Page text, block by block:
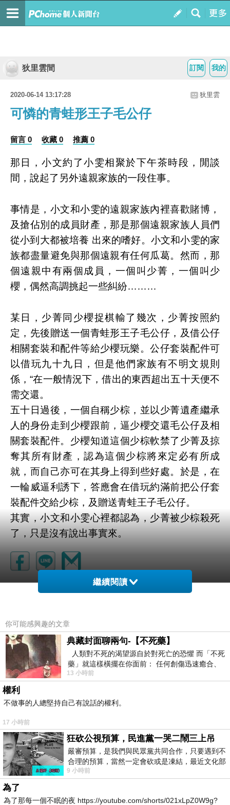
我的
訂閱
狄里雲間
2020-06-14 13:17:28 狄里雲
可憐的青蛙形王子毛公仔
留言 0 收藏 0 推薦 0
那日，小文約了小雯相聚於下午茶時段，閒談
間，說起了另外遠親家族的一段住事。
事情是，小文和小雯的遠親家族內裡喜歡賭博，
及搶佔別的成員財產，那是那個遠親家族人員們
從小到大都被培養 出來的嗜好。小文和小雯的家
族都盡量避免與那個遠親有任何瓜葛。然而，那
個遠親中有兩個成員，一個叫少菁，一個叫少
櫻，偶然高調挑起一些糾紛………
某日，少菁同少櫻捉棋輸了幾次，少菁按照約
定，先後贈送一個青蛙形王子毛公仔，及借公仔
相關套裝和配件等給少櫻玩樂。公仔套裝配件可
以借玩九十九日，但是他們家族有不明文規則
係，“在一般情況下，借出的東西超出五十天便不
需交還。
五十日過後，一個自稱少棕，並以少菁遺產繼承
人的身份走到少櫻跟前，逼少櫻交還毛公仔及相
關套裝配件。少櫻知道這個少棕軟禁了少菁及掠
奪其所有財產，認為這個少棕將來定必有所成
就，而自己亦可在其身上得到些好處。於是，在
一輪威逼利誘下，答應會在借玩約滿前把公仔套
裝配件交給少棕，及贈送青蛙王子毛公仔。
其實，小文和小雯心裡都認為，少菁被少棕殺死
了，只是沒有說出事實來。
繼續閱讀
你可能感興趣的文章
典藏封面聊兩句-【不死藥】
人類對不死的渴望源自於對死亡的恐懼 而「不死
藥」就這樣橫擺在你面前： 任何創傷迅速癒合、
停止衰老、痛覺消失…堪
13 小時前
權利
不做事的人總堅持自己有說話的權利。
17 小時前
狂砍公視預算，民進黨一哭二鬧三上吊
嚴審預算，是我們與民眾黨共同合作，只要遇到不
合理的預算，當然一定會砍或是凍結，最近文化部
要編列公視和Taiwan plus預算，在110年
9 小時前
為了
為了那每一個不眠的夜 https://youtube.com/shorts/021xLpZ0W9g?